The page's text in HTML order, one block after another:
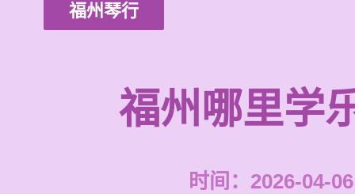
福州琴行
福州哪里学
时间：2026-04-